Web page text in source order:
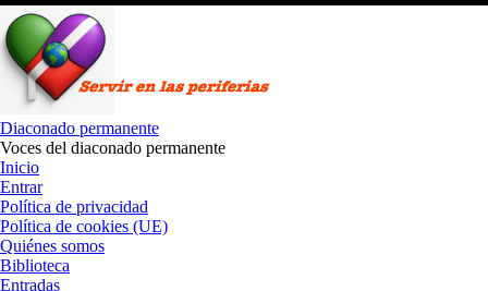
Saltar
al
contenido
Diaconado permanente
Voces del diaconado permanente
Inicio
Entrar
Política de privacidad
Política de cookies (UE)
Quiénes somos
Biblioteca
Entradas